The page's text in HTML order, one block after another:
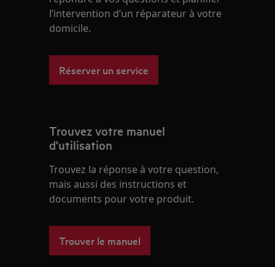
l’intervention d’un réparateur à votre
domicile.
Réserver un service
Trouvez votre manuel
d'utilisation
Trouvez la réponse à votre question,
mais aussi des instructions et
documents pour votre produit.
Trouver le manuel